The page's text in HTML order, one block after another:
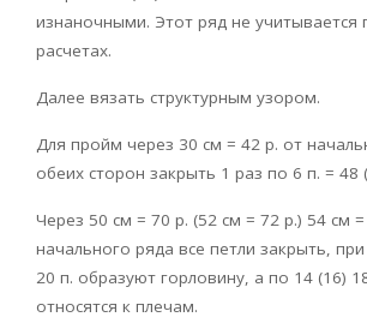
изнаночными. Этот ряд не учитывается
расчетах.
Далее вязать структурным узором.
Для пройм через 30 см = 42 р. от
обеих сторон закрыть 1 раз по 6 п. = 48
Через 50 см = 70 р. (52 см = 72 р.) 54 см
начального ряда все петли закрыть,
20 п. образуют горловину, а по 14 (16)
относятся к плечам.